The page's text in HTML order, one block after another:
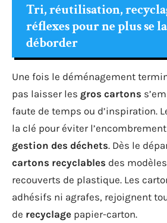
Tri, réutilisation,
réflexes pour ne plus se
déborder
Une fois le déménagement
pas laisser les gros cartons
faute de temps ou d’inspiration.
la clé pour éviter
gestion des déchets. Dès le
cartons recyclables des
recouverts de plastique. Les
adhésifs ni agrafes, rejoignent
de recyclage papier-carton.